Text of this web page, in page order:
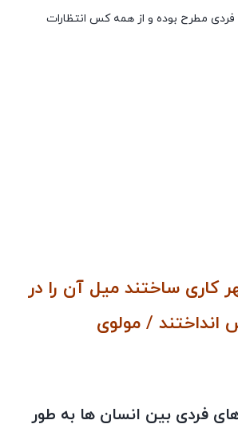
مطرح بوده و از همه کس انتظارات
کاری ساختند میل آن را در
انداختند / مولوی
فردی بین انسان ها به طور